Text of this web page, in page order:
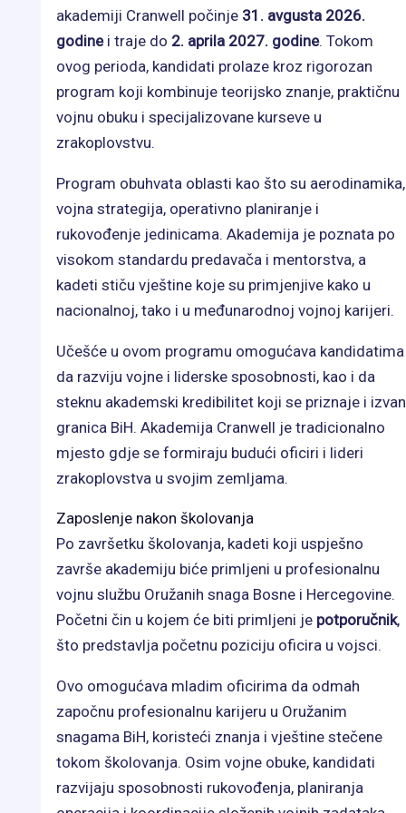
akademiji Cranwell počinje 31. avgusta 2026.
godinei traje do 2. aprila 2027. godine. Tokom
ovog perioda, kandidati prolaze kroz rigorozan
program koji kombinuje teorijsko znanje, praktičnu
vojnu obuku i specijalizovane kurseve u
zrakoplovstvu.
Program obuhvata oblasti kao što su aerodinamika,
vojna strategija, operativno planiranje i
rukovođenje jedinicama. Akademija je poznata po
visokom standardu predavača i mentorstva, a
kadeti stiču vještine koje su primjenjive kako u
nacionalnoj, tako i u međunarodnoj vojnoj karijeri.
Učešće u ovom programu omogućava kandidatima
da razviju vojne i liderske sposobnosti, kao i da
steknu akademski kredibilitet koji se priznaje i izvan
granica BiH. Akademija Cranwell je tradicionalno
mjesto gdje se formiraju budući oficiri i lideri
zrakoplovstva u svojim zemljama.
Zaposlenje nakon školovanja
Po završetku školovanja, kadeti koji uspješno
završe akademiju biće primljeni u profesionalnu
vojnu službu Oružanih snaga Bosne i Hercegovine.
Početni čin u kojem će biti primljeni je potporučnik,
što predstavlja početnu poziciju oficira u vojsci.
Ovo omogućava mladim oficirima da odmah
započnu profesionalnu karijeru u Oružanim
snagama BiH, koristeći znanja i vještine stečene
tokom školovanja. Osim vojne obuke, kandidati
razvijaju sposobnosti rukovođenja, planiranja